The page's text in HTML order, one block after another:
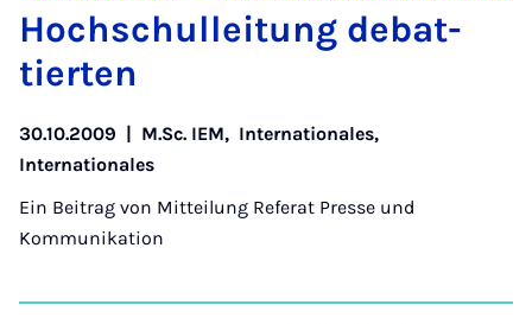
Hoch­schul­lei­tung de­bat­
tier­ten
30.10.2009 | M.Sc. IEM, Internationales,
Internationales
Ein Beitrag von Mitteilung Referat Presse und
Kommunikation